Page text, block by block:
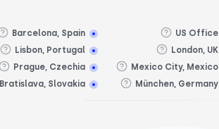
US Office
London, UK
Mexico City, Mexico
München, Germany
Barcelona, Spain
Lisbon, Portugal
Prague, Czechia
Bratislava, Slovakia